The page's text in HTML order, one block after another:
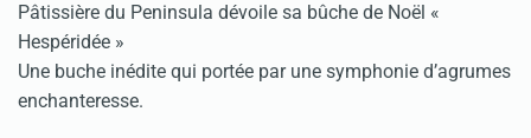
Pâtissière du Peninsula dévoile sa bûche de Noël «
Hespéridée »
Une buche inédite qui portée par une symphonie d’agrumes
enchanteresse.